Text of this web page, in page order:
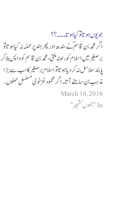
جو یوں ہوتا تو کیا ہوتا۔۔۔؟؟
اگر محمد بن قاسمؔ نے سندھ اور پھر ہند پر حملہ نہ کیا ہوتا تو
برصغیر میں اسلام کو راہ نہ ملتی،محمد بن قاسم کو واپس بلا کر
پابند سلاسل نہ کر دیا ہوتا تو اسلام برصغیر کا سب سے بڑا
مذہب بن سامنے آتا۔ اگر محمود غزنوی مسلسل حملوں…
March 16, 2016
In "جموں کشمیر"